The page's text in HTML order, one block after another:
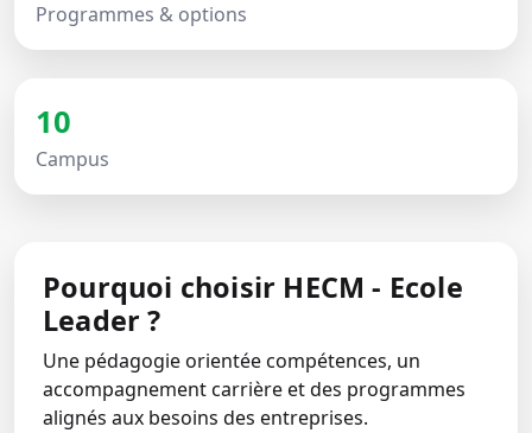
Programmes & options
10
Campus
Pourquoi choisir HECM - Ecole
Leader ?
Une pédagogie orientée compétences, un
accompagnement carrière et des programmes
alignés aux besoins des entreprises.